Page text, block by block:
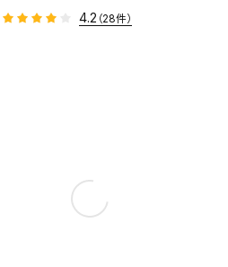
4.2 （28件）